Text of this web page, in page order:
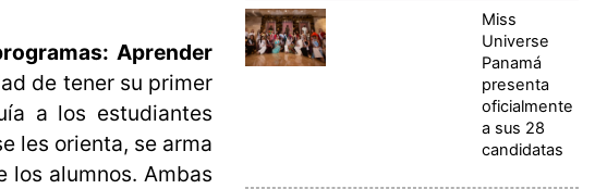
Aprender
de tener su primer
a los estudiantes
les orienta, se arma
los alumnos. Ambas
Miss
Universe
Panamá
presenta
oficialmente
a sus 28
candidatas